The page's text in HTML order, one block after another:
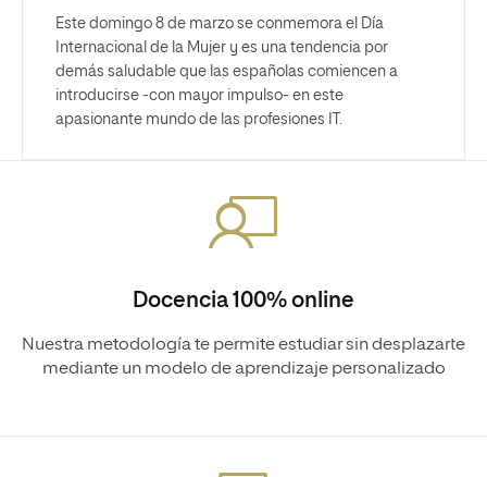
Este domingo 8 de marzo se conmemora el Día
Internacional de la Mujer y es una tendencia por
demás saludable que las españolas comiencen a
introducirse -con mayor impulso- en este
apasionante mundo de las profesiones IT.
Docencia 100% online
Nuestra metodología te permite estudiar sin desplazarte
mediante un modelo de aprendizaje personalizado